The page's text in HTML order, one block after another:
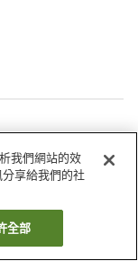
我們網站的效
享給我們的社
全部